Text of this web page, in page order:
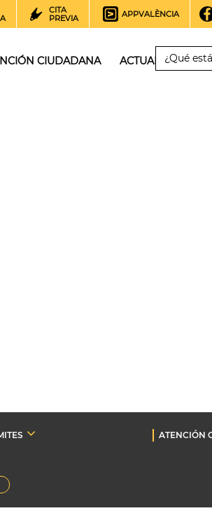
CITA
PREVIA
APPVALÈNCIA
CIUDADANA ACTUALIDAD
ATENCIÓN